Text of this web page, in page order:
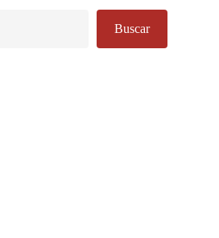
Buscar